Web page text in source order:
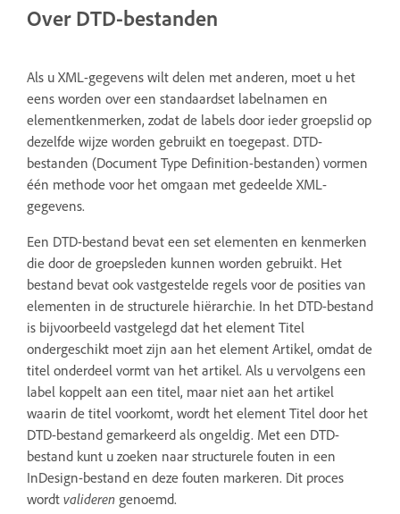
Over DTD-bestanden
Als u XML-gegevens wilt delen met anderen, moet u het
eens worden over een standaardset labelnamen en
elementkenmerken, zodat de labels door ieder groepslid op
dezelfde wijze worden gebruikt en toegepast. DTD-
bestanden (Document Type Definition-bestanden) vormen
één methode voor het omgaan met gedeelde XML-
gegevens.
Een DTD-bestand bevat een set elementen en kenmerken
die door de groepsleden kunnen worden gebruikt. Het
bestand bevat ook vastgestelde regels voor de posities van
elementen in de structurele hiërarchie. In het DTD-bestand
is bijvoorbeeld vastgelegd dat het element Titel
ondergeschikt moet zijn aan het element Artikel, omdat de
titel onderdeel vormt van het artikel. Als u vervolgens een
label koppelt aan een titel, maar niet aan het artikel
waarin de titel voorkomt, wordt het element Titel door het
DTD-bestand gemarkeerd als ongeldig. Met een DTD-
bestand kunt u zoeken naar structurele fouten in een
InDesign-bestand en deze fouten markeren. Dit proces
wordt valideren genoemd.